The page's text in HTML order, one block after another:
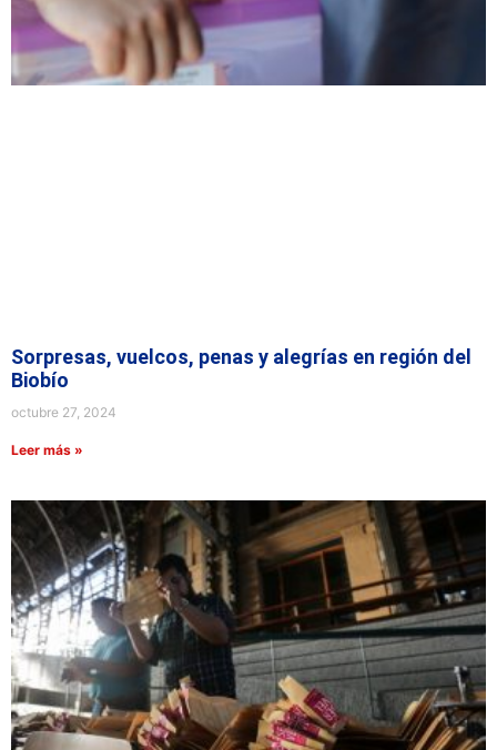
Sorpresas, vuelcos, penas y alegrías en región del
Biobío
octubre 27, 2024
Leer más »